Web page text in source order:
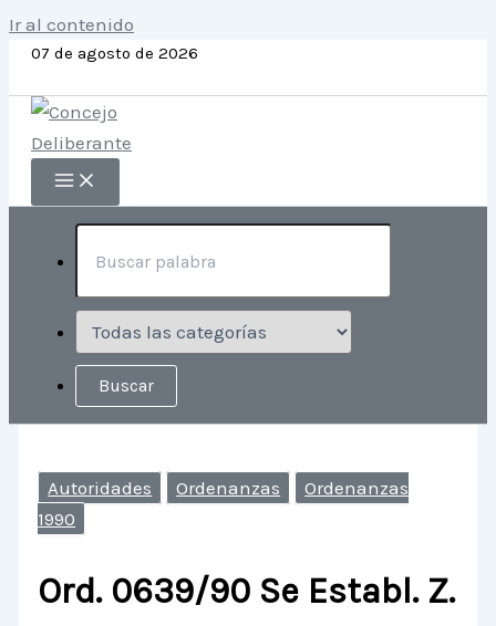
Ir al contenido
07 de agosto de 2026
Autoridades Ordenanzas
Ordenanzas
1990
Ord. 0639/90 Se Establ. Z.